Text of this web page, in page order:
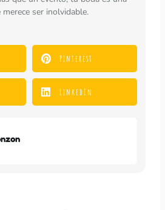
ser inolvidable.
Pinterest
LinkedIn